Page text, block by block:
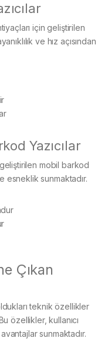
için geliştirilen
ve hız açısından
Yazıcılar
mobil barkod
esneklik sunmaktadır.
Çıkan
teknik özellikler
özellikler, kullanıcı
sunmaktadır.